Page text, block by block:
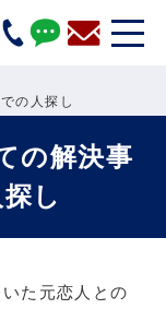
の人探し
の解決事
し
た元恋人との